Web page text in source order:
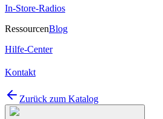
In-Store-Radios
RessourcenBlog
Hilfe-Center
Kontakt
Zurück zum Katalog